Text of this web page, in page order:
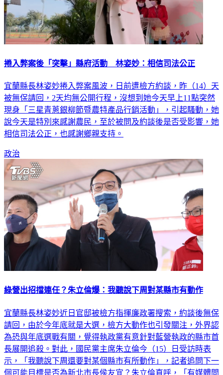
捲入弊案後「突擊」縣府活動 林姿妙：相信司法公正
宜蘭縣長林姿妙捲入弊案風波，日前遭檢方約談，昨（14）天
被無保請回，2天均無公開行程，沒想到她今天早上11點突然
現身「三星青蔥銀柳節暨農特產品行銷活動」，引起騷動，她
說今天是特別來感謝農民，至於被問及約談後是否受影響，她
相信司法公正，也感謝鄉親支持。
政治
綠營出招擋連任？朱立倫爆：我聽說下周對某縣市有動作
宜蘭縣長林姿妙近日官邸被檢方指揮廉政署搜索，約談後無保
請回，由於今年底就是大選，檢方大動作也引發關注，外界認
為恐與年底選戰有關，覺得執政黨有意針對藍營執政的縣市首
長展開追殺。對此，國民黨主席朱立倫今（15）日受訪時表
示，「我聽說下周還要對某個縣市有所動作」，記者追問下一
個可能目標是否為新北市長侯友宜？朱立倫直呼，「有媒體問